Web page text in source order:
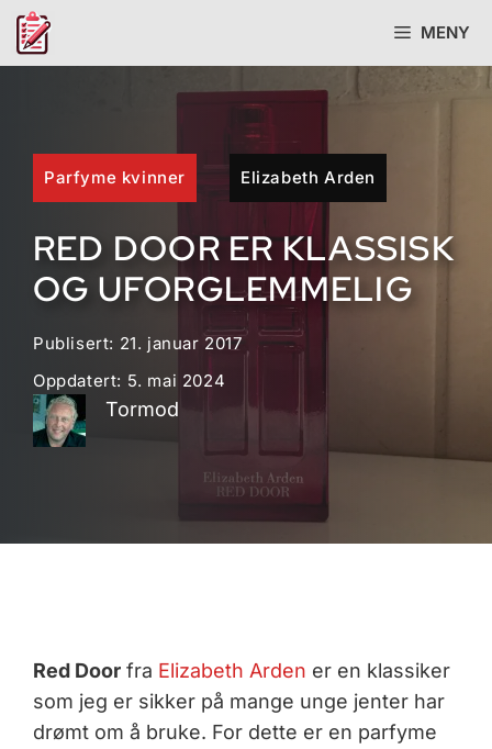
Hopp
MENY
Parfyme kvinner Elizabeth Arden
RED DOOR ER KLASSISK
OG UFORGLEMMELIG
Publisert: 21. januar 2017
Oppdatert: 5. mai 2024
Tormod
Red Doorfra Elizabeth Arden er en klassiker
som jeg er sikker på mange unge jenter har
drømt om å bruke. For dette er en parfyme